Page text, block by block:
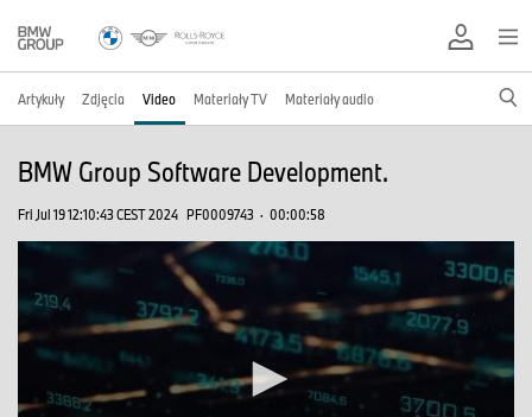
Artykuły Zdjęcia Video Materiały TV Materiały audio
BMW Group Software Development.
Fri Jul 19 12:10:43 CEST 2024 PF0009743 · 00:00:58